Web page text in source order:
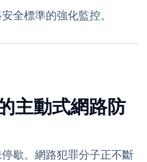
全標準的強化監控。
主動式網路防
歇。網路犯罪分子正不斷